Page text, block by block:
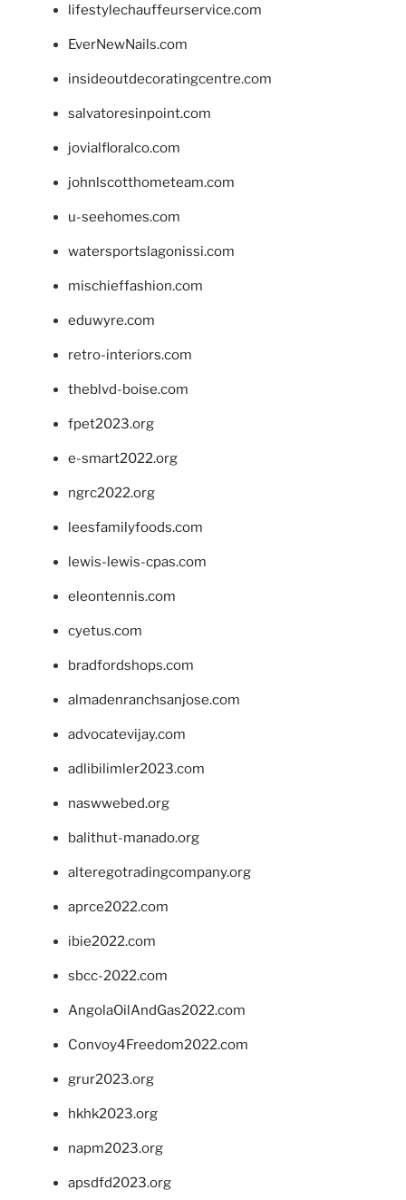
lifestylechauffeurservice.com
EverNewNails.com
insideoutdecoratingcentre.com
salvatoresinpoint.com
jovialfloralco.com
johnlscotthometeam.com
u-seehomes.com
watersportslagonissi.com
mischieffashion.com
eduwyre.com
retro-interiors.com
theblvd-boise.com
fpet2023.org
e-smart2022.org
ngrc2022.org
leesfamilyfoods.com
lewis-lewis-cpas.com
eleontennis.com
cyetus.com
bradfordshops.com
almadenranchsanjose.com
advocatevijay.com
adlibilimler2023.com
naswwebed.org
balithut-manado.org
alteregotradingcompany.org
aprce2022.com
ibie2022.com
sbcc-2022.com
AngolaOilAndGas2022.com
Convoy4Freedom2022.com
grur2023.org
hkhk2023.org
napm2023.org
apsdfd2023.org